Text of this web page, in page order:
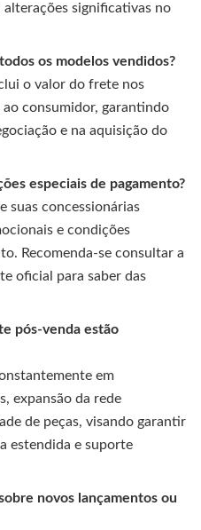
significativas no
os modelos vendidos?
o valor do frete nos
consumidor, garantindo
e na aquisição do
especiais de pagamento?
suas concessionárias
e condições
Recomenda-se consultar a
oficial para saber das
pós-venda estão
em
expansão da rede
de peças, visando garantir
estendida e suporte
novos lançamentos ou